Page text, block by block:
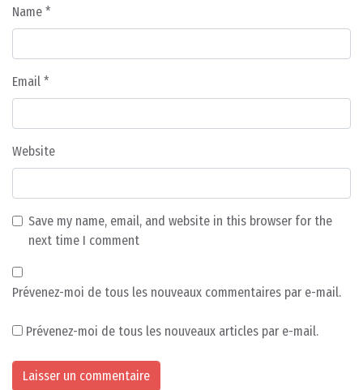
Name *
Email *
Website
Save my name, email, and website in this browser for the
next time I comment
Prévenez-moi de tous les nouveaux commentaires par e-mail.
Prévenez-moi de tous les nouveaux articles par e-mail.